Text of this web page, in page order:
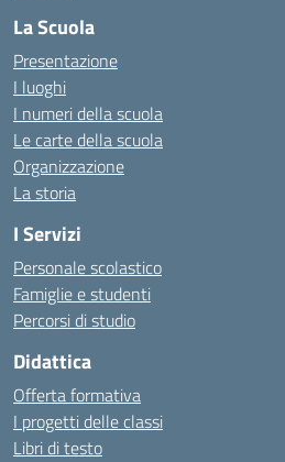
La Scuola
Presentazione
I luoghi
I numeri della scuola
Le carte della scuola
Organizzazione
La storia
I Servizi
Personale scolastico
Famiglie e studenti
Percorsi di studio
Didattica
Offerta formativa
I progetti delle classi
Libri di testo